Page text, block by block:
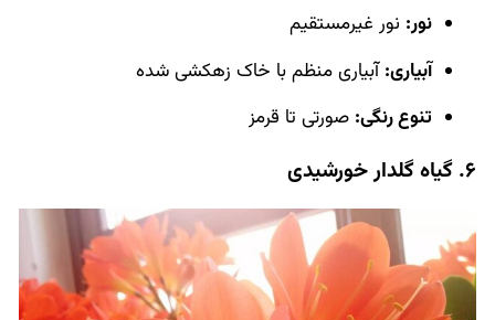
نور: نور غیرمستقیم
آبیاری:آبیاری منظم با خاک زهکشی شده
تنوع رنگی: صورتی تا قرمز
6. گیاه گلدار خورشیدی